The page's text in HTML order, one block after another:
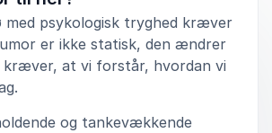
værdi i en hverdag af i dag, vi skal
i. -uden det bliver kedeligt!
Ringe Rotary Klub
med psykologisk tryghed kræver
er ikke statisk, den ændrer
kræver, at vi forstår, hvordan vi
og tankevækkende